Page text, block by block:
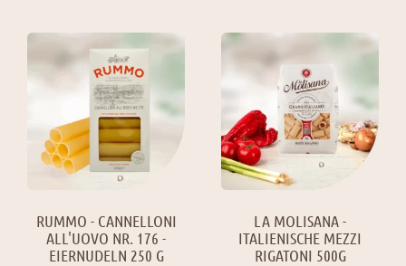
RUMMO - CANNELLONI
ALL'UOVO NR. 176 -
EIERNUDELN 250 G
LA MOLISANA -
ITALIENISCHE MEZZI
RIGATONI 500G